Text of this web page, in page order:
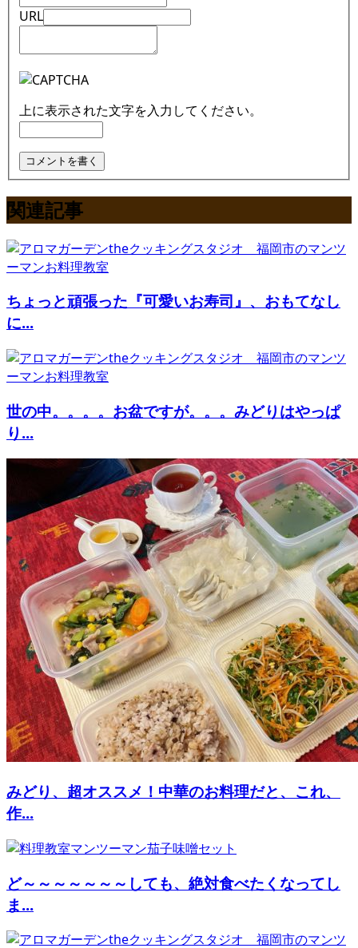
URL
上に表示された文字を入力してください。
関連記事
ちょっと頑張った『可愛いお寿司』、おもてなし
に...
世の中。。。。お盆ですが。。。みどりはやっぱ
り...
みどり、超オススメ！中華のお料理だと、これ、
作...
ど～～～～～～～しても、絶対食べたくなってし
ま...